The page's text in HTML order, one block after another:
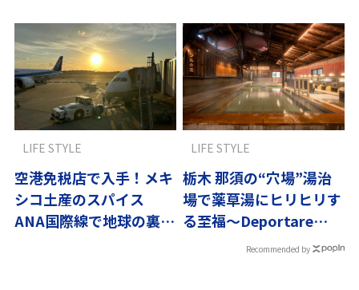
空港免税店で入手！メキ
シコ土産のスパイス
ANA国際線で地球の裏へ
LIFE STYLE
栃木 那須の“穴場”湯治
場で薬草湯にヒリヒリす
る至福〜Deportare
Tripvol.11
LIFE STYLE
Recommended by